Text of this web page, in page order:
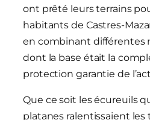
ont prêté leurs terrains
habitants de Castres-
en combinant différentes
dont la base était la
protection garantie de
Que ce soit les écureuils
platanes ralentissaient les